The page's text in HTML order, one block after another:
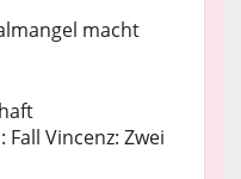
macht
Vincenz: Zwei